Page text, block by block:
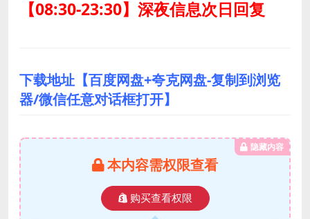
【08:30-23:30】深夜信息次日回复
下载地址【百度网盘+夸克网盘-复制到浏览
器/微信任意对话框打开】
隐藏内容
本内容需权限查看
购买查看权限